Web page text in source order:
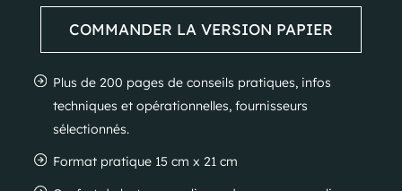
COMMANDER LA VERSION PAPIER
Plus de 200 pages de conseils pratiques, infos
techniques et opérationnelles, fournisseurs
sélectionnés.
Format pratique 15 cm x 21 cm